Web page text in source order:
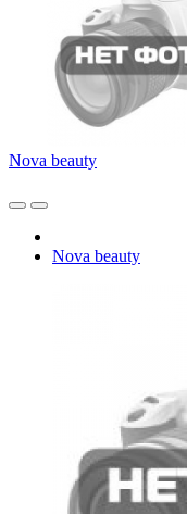
Nova beauty
Nova beauty